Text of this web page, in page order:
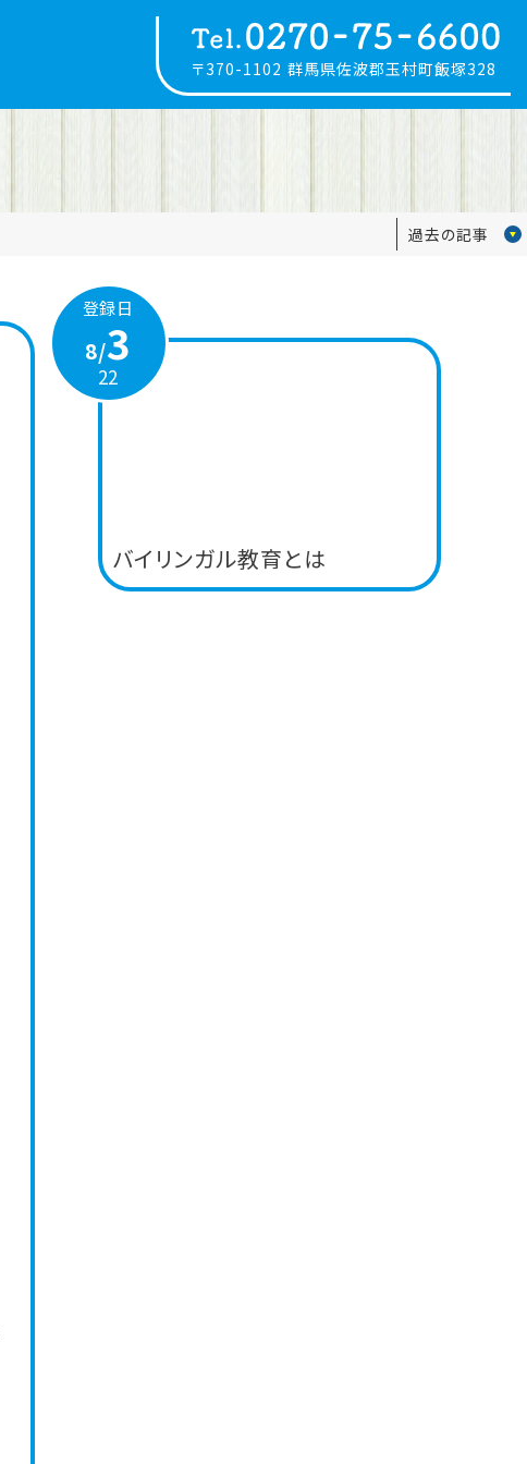
〒370-1102 群馬県佐波郡玉村町飯塚328
過去の記事
登録日
8/3
22
バイリンガル教育とは